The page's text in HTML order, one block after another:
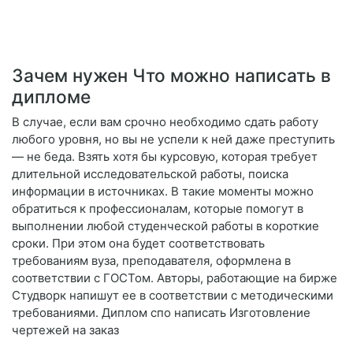
Зачем нужен Что можно написать в
дипломе
В случае, если вам срочно необходимо сдать работу
любого уровня, но вы не успели к ней даже преступить
— не беда. Взять хотя бы курсовую, которая требует
длительной исследовательской работы, поиска
информации в источниках. В такие моменты можно
обратиться к профессионалам, которые помогут в
выполнении любой студенческой работы в короткие
сроки. При этом она будет соответствовать
требованиям вуза, преподавателя, оформлена в
соответствии с ГОСТом. Авторы, работающие на бирже
Студворк напишут ее в соответствии с методическими
требованиями. Диплом спо написать Изготовление
чертежей на заказ